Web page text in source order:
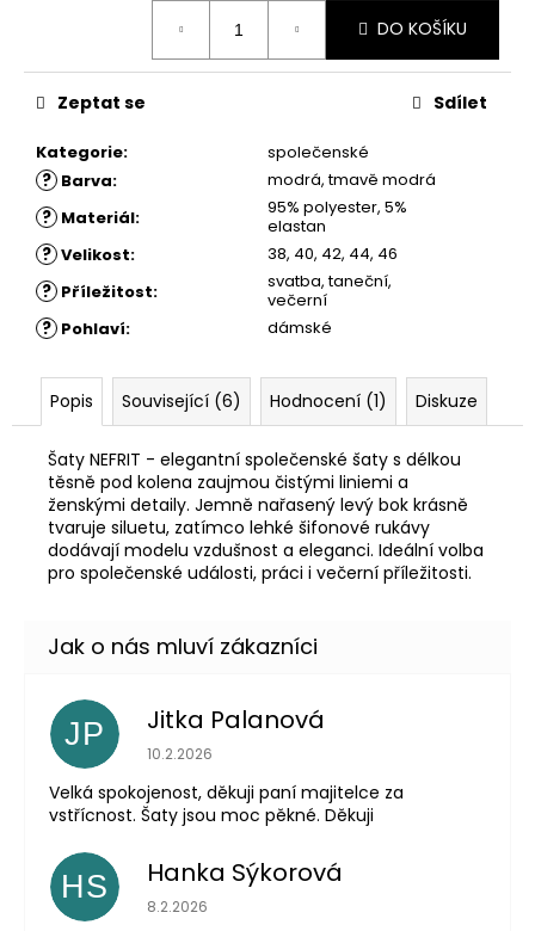
DO KOŠÍKU
Kategorie: společenské
? Barva: modrá, tmavě modrá
? Materiál:
95% polyester, 5%
elastan
? Velikost: 38, 40, 42, 44, 46
? Příležitost:
svatba, taneční,
večerní
? Pohlaví: dámské
Zeptat se Sdílet
Popis Související (6) Hodnocení (1) Diskuze
Šaty NEFRIT - elegantní společenské šaty s délkou
těsně pod kolena zaujmou čistými liniemi a
ženskými detaily. Jemně nařasený levý bok krásně
tvaruje siluetu, zatímco lehké šifonové rukávy
dodávají modelu vzdušnost a eleganci. Ideální volba
pro společenské události, práci i večerní příležitosti.
JP Jitka Palanová
Hodnocení obchodu je 5 z 5 hvězdiček.
10.2.2026
Velká spokojenost, děkuji paní majitelce za
vstřícnost. Šaty jsou moc pěkné. Děkuji
HS Hanka Sýkorová
Hodnocení obchodu je 5 z 5 hvězdiček.
8.2.2026
j
e
e
ŠATY
LUCIA
520
Kč